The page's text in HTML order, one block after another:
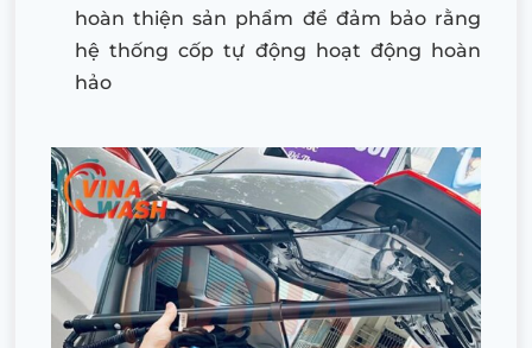
hoàn thiện sản phẩm để đảm bảo rằng
hệ thống cốp tự động hoạt động hoàn
hảo